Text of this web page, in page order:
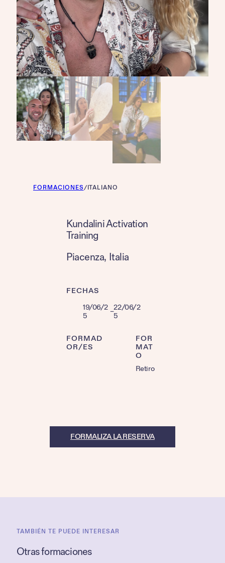
FORMACIONES/ITALIANO
Kundalini Activation
Training
Piacenza, Italia
FECHAS
19/06/2
5
–22/06/2
5
FORMAD
OR/ES
FOR
MAT
O
Retiro
FORMALIZA LA RESERVA
TAMBIÉN TE PUEDE INTERESAR
Otras formaciones